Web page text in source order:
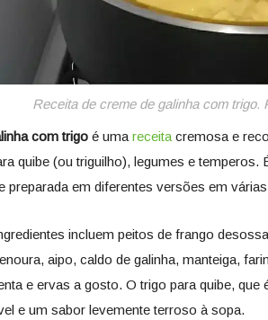
Receita de creme de galinha com trigo.
com trigo é uma receita cremosa e
quibe (ou triguilho), legumes e temperos.
preparada em diferentes versões em
incluem peitos de frango
aipo, caldo de galinha, manteiga,
e ervas a gosto. O trigo para quibe,
e um sabor levemente terroso à sopa.